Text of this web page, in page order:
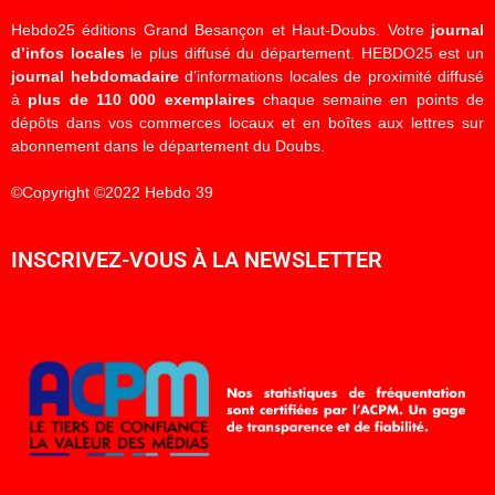
Hebdo25 éditions Grand Besançon et Haut-Doubs. Votre journal
d’infos localesle plus diffusé du département. HEBDO25 est un
journal hebdomadaired’informations locales de proximité diffusé
à plus de 110 000 exemplaireschaque semaine en points de
dépôts dans vos commerces locaux et en boîtes aux lettres sur
abonnement dans le département du Doubs.
©Copyright ©2022 Hebdo 39
INSCRIVEZ-VOUS À LA NEWSLETTER